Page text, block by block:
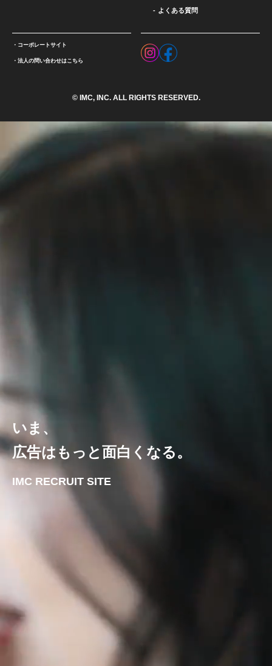
よくある質問
コーポレートサイト
法人の問い合わせはこちら
© IMC, INC. ALL RIGHTS RESERVED.
いま、
広告はもっと面白くなる。
IMC RECRUIT SITE